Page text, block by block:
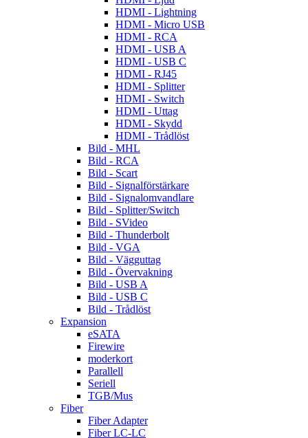
HDMI - Lightning
HDMI - Micro USB
HDMI - RCA
HDMI - USB A
HDMI - USB C
HDMI - RJ45
HDMI - Splitter
HDMI - Switch
HDMI - Uttag
HDMI - Skydd
HDMI - Trådlöst
Bild - MHL
Bild - RCA
Bild - Scart
Bild - Signalförstärkare
Bild - Signalomvandlare
Bild - Splitter/Switch
Bild - SVideo
Bild - Thunderbolt
Bild - VGA
Bild - Vägguttag
Bild - Övervakning
Bild - USB A
Bild - USB C
Bild - Trådlöst
Expansion
eSATA
Firewire
moderkort
Parallell
Seriell
TGB/Mus
Fiber
Fiber Adapter
Fiber LC-LC